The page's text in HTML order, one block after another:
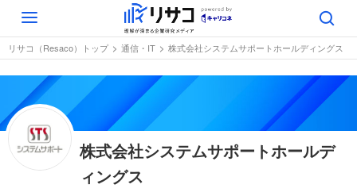
Toggle
navigation
リサコ（Resaco）トップ 通信・IT 株式会社システムサポートホールディングス
株式会社システムサポートホールデ
ィングス